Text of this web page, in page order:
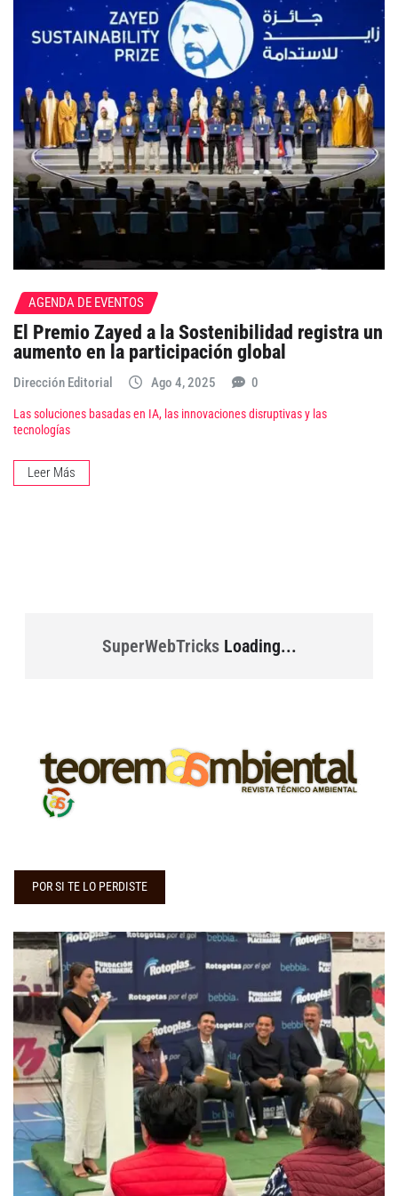
AGENDA DE EVENTOS
El Premio Zayed a la Sostenibilidad registra un
aumento en la participación global
Dirección Editorial Ago 4, 2025 0
Las soluciones basadas en IA, las innovaciones disruptivas y las
tecnologías
Leer Más
SuperWebTricksLoading...
POR SI TE LO PERDISTE